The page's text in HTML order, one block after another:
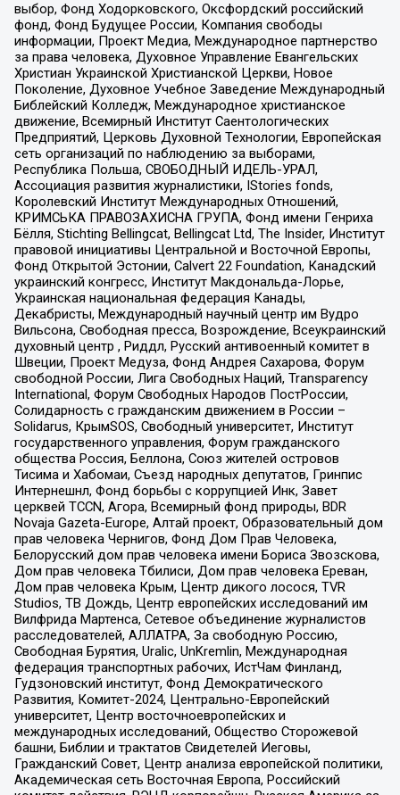
выбор, Фонд Ходорковского, Оксфордский российский
фонд, Фонд Будущее России, Компания свободы
информации, Проект Медиа, Международное партнерство
за права человека, Духовное Управление Евангельских
Христиан Украинской Христианской Церкви, Новое
Поколение, Духовное Учебное Заведение Международный
Библейский Колледж, Международное христианское
движение, Всемирный Институт Саентологических
Предприятий, Церковь Духовной Технологии, Европейская
сеть организаций по наблюдению за выборами,
Республика Польша, СВОБОДНЫЙ ИДЕЛЬ-УРАЛ,
Ассоциация развития журналистики, IStories fonds,
Королевский Институт Международных Отношений,
КРИМСЬКА ПРАВОЗАХИСНА ГРУПА, Фонд имени Генриха
Бёлля, Stichting Bellingcat, Bellingcat Ltd, The Insider, Институт
правовой инициативы Центральной и Восточной Европы,
Фонд Открытой Эстонии, Calvert 22 Foundation, Канадский
украинский конгресс, Институт Макдональда-Лорье,
Украинская национальная федерация Канады,
Декабристы, Международный научный центр им Вудро
Вильсона, Свободная пресса, Возрождение, Всеукраинский
духовный центр , Риддл, Русский антивоенный комитет в
Швеции, Проект Медуза, Фонд Андрея Сахарова, Форум
свободной России, Лига Свободных Наций, Transparеncy
International, Форум Свободных Народов ПостРоссии,
Солидарность с гражданским движением в России –
Solidarus, КрымSOS, Свободный университет, Институт
государственного управления, Форум гражданского
общества Россия, Беллона, Союз жителей островов
Тисима и Хабомаи, Съезд народных депутатов, Гринпис
Интернешнл, Фонд борьбы с коррупцией Инк, Завет
церквей TCCN, Агора, Всемирный фонд природы, BDR
Novaja Gazeta-Europe, Алтай проект, Образовательный дом
прав человека Чернигов, Фонд Дом Прав Человека,
Белорусский дом прав человека имени Бориса Звозскова,
Дом прав человека Тбилиси, Дом прав человека Ереван,
Дом прав человека Крым, Центр дикого лосося, TVR
Studios, ТВ Дождь, Центр европейских исследований им
Вилфрида Мартенса, Сетевое объединение журналистов
расследователей, АЛЛАТРА, За свободную Россию,
Свободная Бурятия, Uralic, UnKremlin, Международная
федерация транспортных рабочих, ИстЧам Финланд,
Гудзоновский институт, Фонд Демократического
Развития, Комитет-2024, Центрально-Европейский
университет, Центр восточноевропейских и
международных исследований, Общество Сторожевой
башни, Библии и трактатов Свидетелей Иеговы,
Гражданский Совет, Центр анализа европейской политики,
Академическая сеть Восточная Европа, Российский